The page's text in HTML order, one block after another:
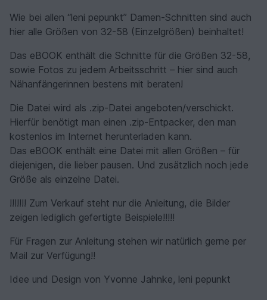
Wie bei allen “leni pepunkt” Damen-Schnitten sind auch
hier alle Größen von 32-58 (Einzelgrößen) beinhaltet!
Das eBOOK enthält die Schnitte für die Größen 32-58,
sowie Fotos zu jedem Arbeitsschritt – hier sind auch
Nähanfängerinnen bestens mit beraten!
Die Datei wird als .zip-Datei angeboten/verschickt.
Hierfür benötigt man einen .zip-Entpacker, den man
kostenlos im Internet herunterladen kann.
Das eBOOK enthält eine Datei mit allen Größen – für
diejenigen, die lieber pausen. Und zusätzlich noch jede
Größe als einzelne Datei.
!!!!!!! Zum Verkauf steht nur die Anleitung, die Bilder
zeigen lediglich gefertigte Beispiele!!!!!
Für Fragen zur Anleitung stehen wir natürlich gerne per
Mail zur Verfügung!!
Idee und Design von Yvonne Jahnke, leni pepunkt